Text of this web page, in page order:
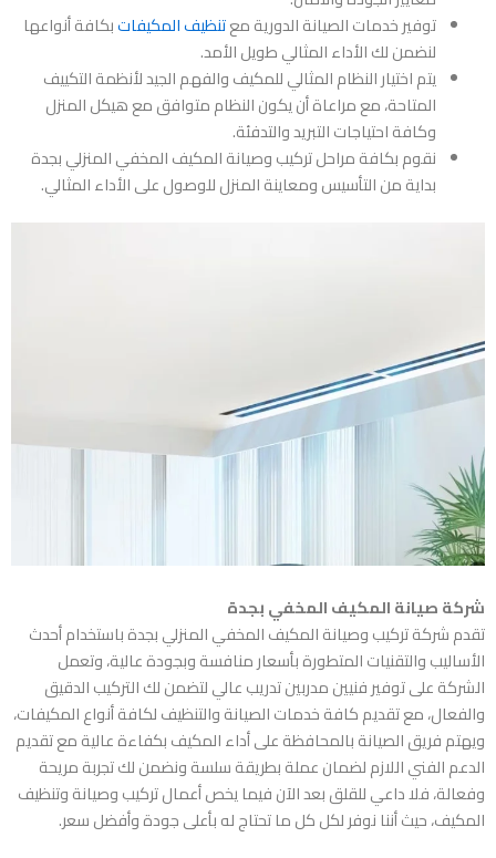
توفير خدمات الصيانة الدورية معتنظيف المكيفاتبكافة أنواعها
لنضمن لك الأداء المثالي طويل الأمد.
يتم اختيار النظام المثالي للمكيف والفهم الجيد لأنظمة التكييف
المتاحة، مع مراعاة أن يكون النظام متوافق مع هيكل المنزل
وكافة احتياجات التبريد والتدفئة.
نقوم بكافة مراحلتركيب وصيانة المكيف المخفي المنزلي بجدة
بداية من التأسيس ومعاينة المنزل للوصول على الأداء المثالي.
شركة صيانة المكيف المخفي بجدة
تقدم شركةتركيب وصيانة المكيف المخفي المنزلي بجدةباستخدام أحدث
الأساليب والتقنيات المتطورة بأسعار منافسة وبجودة عالية، وتعمل
الشركة على توفير فنيين مدربين تدريب عالي لتضمن لك التركيب الدقيق
والفعال، مع تقديم كافة خدمات الصيانة والتنظيف لكافة أنواع المكيفات،
ويهتم فريق الصيانة بالمحافظة على أداء المكيف بكفاءة عالية مع تقديم
الدعم الفني اللازم لضمان عملة بطريقة سلسة ونضمن لك تجربة مريحة
وفعالة، فلا داعي للقلق بعد الآن فيما يخص أعمال تركيب وصيانة وتنظيف
المكيف، حيث أننا نوفر لكل كل ما تحتاج له بأعلى جودة وأفضل سعر.